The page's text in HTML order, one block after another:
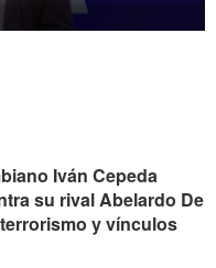
Iván Cepeda
su rival Abelardo De
y vínculos